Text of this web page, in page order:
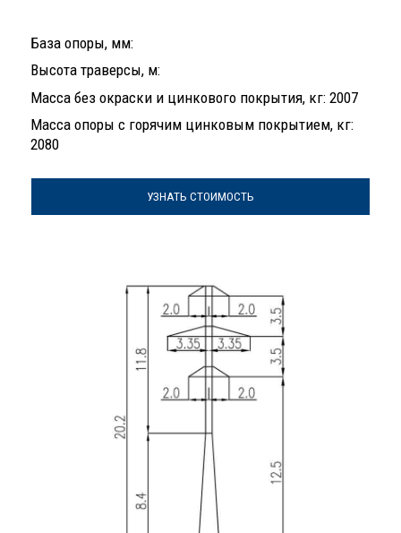
База опоры, мм:
Высота траверсы, м:
Масса без окраски и цинкового покрытия, кг: 2007
Масса опоры с горячим цинковым покрытием, кг:
2080
УЗНАТЬ СТОИМОСТЬ